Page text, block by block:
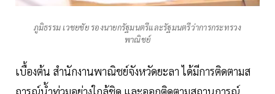
ภูมิธรรม เวชยชัย รองนายกรัฐมนตรีและรัฐมนตรีว่าการกระทรวง
พาณิชย์
เบื้องต้น สำนักงานพาณิชย์จังหวัดยะลา ได้มีการติดตามส
ถารณ์น้ำท่วมอย่างใกล้ชิด และออกติดตามสถานการณ์